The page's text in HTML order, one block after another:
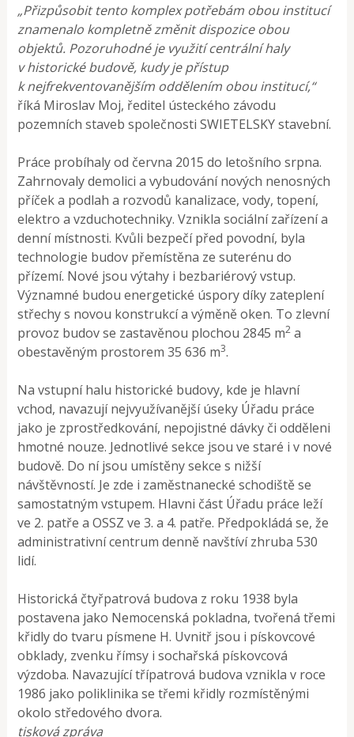
„Přizpůsobit tento komplex potřebám obou institucí
znamenalo kompletně změnit dispozice obou
objektů. Pozoruhodné je využití centrální haly
v historické budově, kudy je přístup
k nejfrekventovanějším oddělením obou institucí,“
říká Miroslav Moj, ředitel ústeckého závodu
pozemních staveb společnosti SWIETELSKY stavební.
Práce probíhaly od června 2015 do letošního srpna.
Zahrnovaly demolici a vybudování nových nenosných
příček a podlah a rozvodů kanalizace, vody, topení,
elektro a vzduchotechniky. Vznikla sociální zařízení a
denní místnosti. Kvůli bezpečí před povodní, byla
technologie budov přemístěna ze suterénu do
přízemí. Nové jsou výtahy i bezbariérový vstup.
Významné budou energetické úspory díky zateplení
střechy s novou konstrukcí a výměně oken. To zlevní
provoz budov se zastavěnou plochou 2845 m2 a
obestavěným prostorem 35 636 m3.
Na vstupní halu historické budovy, kde je hlavní
vchod, navazují nejvyužívanější úseky Úřadu práce
jako je zprostředkování, nepojistné dávky či odděleni
hmotné nouze. Jednotlivé sekce jsou ve staré i v nové
budově. Do ní jsou umístěny sekce s nižší
návštěvností. Je zde i zaměstnanecké schodiště se
samostatným vstupem. Hlavni část Úřadu práce leží
ve 2. patře a OSSZ ve 3. a 4. patře. Předpokládá se, že
administrativní centrum denně navštíví zhruba 530
lidí.
Historická čtyřpatrová budova z roku 1938 byla
postavena jako Nemocenská pokladna, tvořená třemi
křidly do tvaru písmene H. Uvnitř jsou i pískovcové
obklady, zvenku římsy i sochařská pískovcová
výzdoba. Navazující třípatrová budova vznikla v roce
1986 jako poliklinika se třemi křidly rozmístěnými
okolo středového dvora.
tisková zpráva